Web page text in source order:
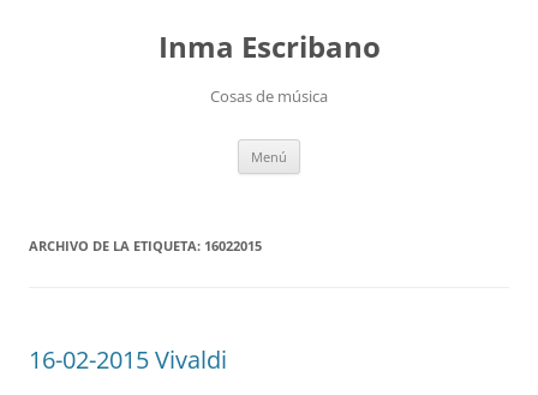
Inma Escribano
Cosas de música
Menú
ARCHIVO DE LA ETIQUETA: 16022015
16-02-2015 Vivaldi